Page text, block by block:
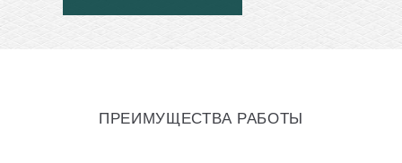
ПРЕИМУЩЕСТВА РАБОТЫ